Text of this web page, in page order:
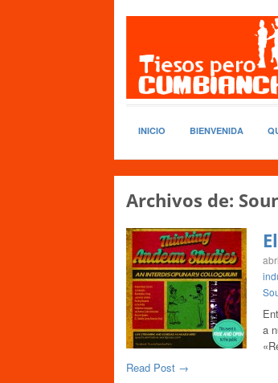
INICIO BIENVENIDA
Archivos de:
a
Read Post →